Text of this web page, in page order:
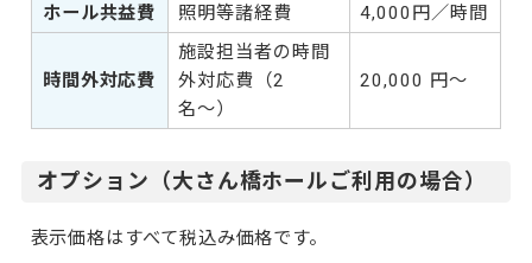
ホール共益費 照明等諸経費 4,000円／時間
時間外対応費
施設担当者の時間
外対応費（2
名〜）
20,000 円～
オプション（大さん橋ホールご利用の場合）
表示価格はすべて税込み価格です。